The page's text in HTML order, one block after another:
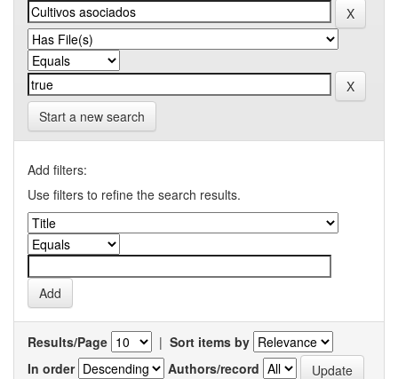
Start a new search
Add filters:
Use filters to refine the search results.
Results/Page | Sort items by
In order
Authors/record